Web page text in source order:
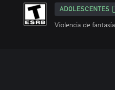
ADOLESCENTES
Violencia de fantasía